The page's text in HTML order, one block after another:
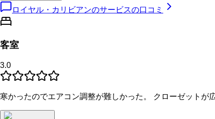
ロイヤル・カリビアンのサービスの口コミ
客室
3.0
寒かったのでエアコン調整が難しかった。 クローゼットが